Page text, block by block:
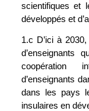
scientifiques et
développés et
1.c D’ici à
d’enseignants
coopération
d’enseignants
dans les pays
insulaires en